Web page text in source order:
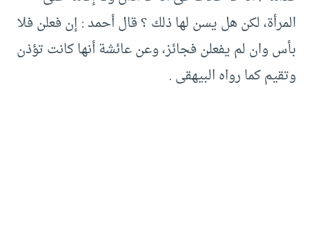
المرأة، لكن هل يسن لها ذلك ؟ قال أحمد :‏ إن فعلن فلا
بأس وان لم يفعلن فجائز، وعن عائشة أنها كانت تؤذن
وتقيم كما رواه البيهقى .